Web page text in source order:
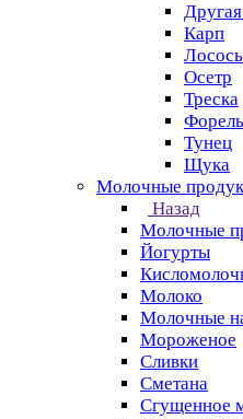
Карп
Лосось
Осетр
Треска
Форель
Тунец
Щука
Молочные
Назад
Молочные
Йогурты
Молоко
Молочные
Мороженое
Сливки
Сметана
Сгущенное